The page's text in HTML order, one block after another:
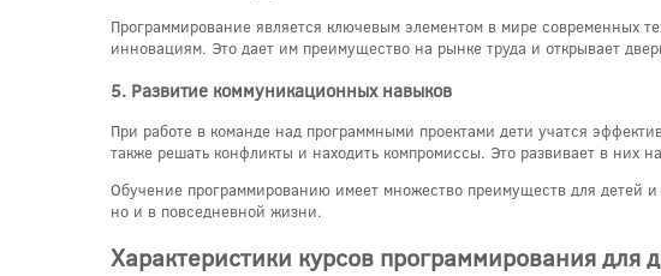
Программирование является ключевым элементом в мире современных
инновациям. Это дает им преимущество на рынке труда и открывает
5. Развитие коммуникационных навыков
При работе в команде над программными проектами дети учатся
также решать конфликты и находить компромиссы. Это развивает в них
Обучение программированию имеет множество преимуществ для детей
но и в повседневной жизни.
Характеристики курсов программирования для